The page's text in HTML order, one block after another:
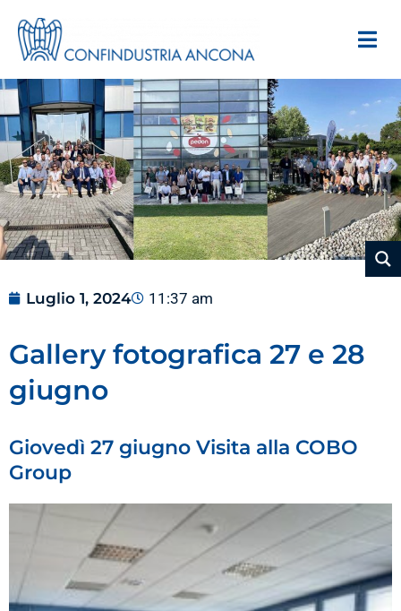
Luglio 1, 2024 11:37 am
Gallery fotografica 27 e 28
giugno
Giovedì 27 giugno Visita alla COBO
Group